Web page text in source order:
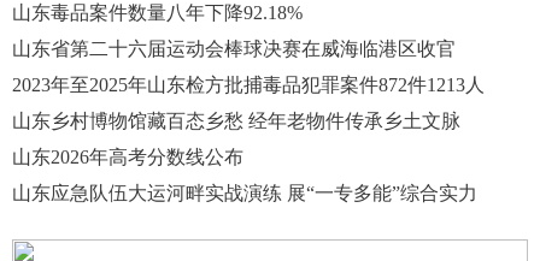
山东毒品案件数量八年下降92.18%
山东省第二十六届运动会棒球决赛在威海临港区收官
2023年至2025年山东检方批捕毒品犯罪案件872件1213人
山东乡村博物馆藏百态乡愁 经年老物件传承乡土文脉
山东2026年高考分数线公布
山东应急队伍大运河畔实战演练 展“一专多能”综合实力